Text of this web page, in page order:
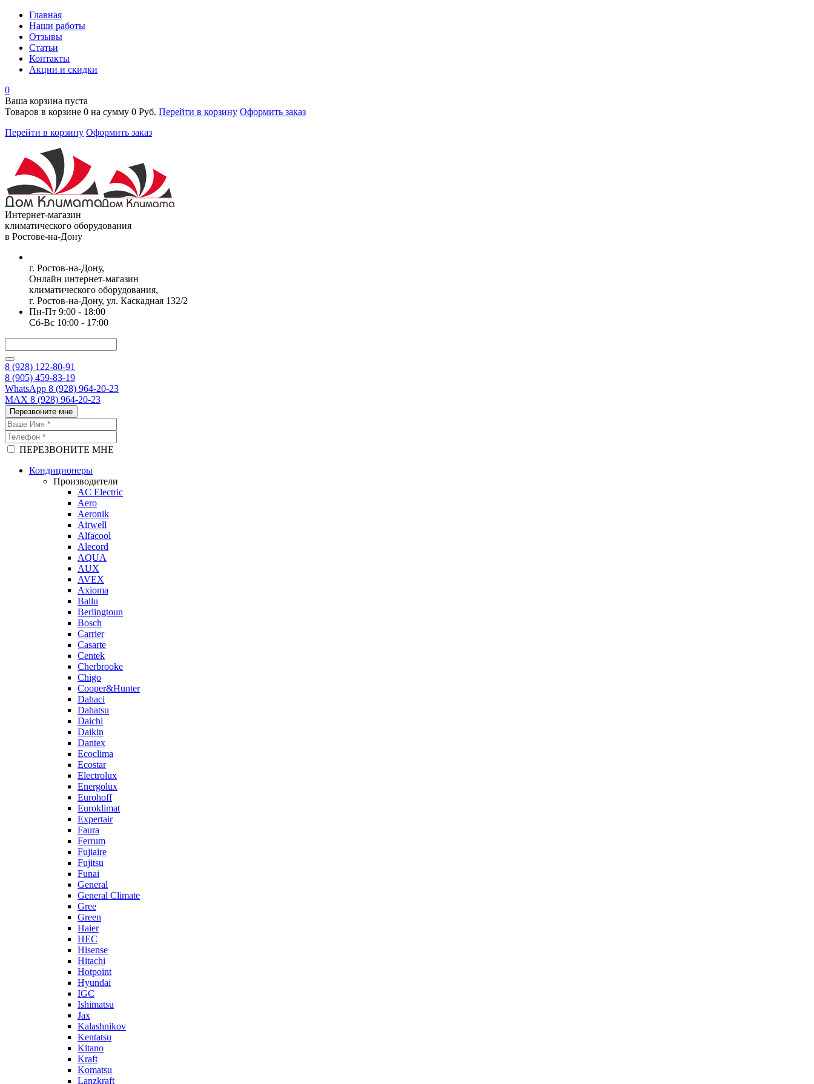
Главная
Наши работы
Отзывы
Статьи
Контакты
Акции и скидки
0
Ваша корзина пуста
Товаров в корзине 0 на сумму 0 Руб. Перейти в корзину Оформить заказ
Перейти в корзину Оформить заказ
Интернет-магазин
климатического оборудования
в Ростове-на-Дону
г. Ростов-на-Дону,
Онлайн интернет-магазин
климатического оборудования,
г. Ростов-на-Дону, ул. Каскадная 132/2
Пн-Пт 9:00 - 18:00
Сб-Вс 10:00 - 17:00
8 (928) 122-80-91
8 (905) 459-83-19
WhatsApp 8 (928) 964-20-23
MAX 8 (928) 964-20-23
Перезвоните мне
ПЕРЕЗВОНИТЕ МНЕ
Кондиционеры
Производители
AC Electric
Aero
Aeronik
Airwell
Alfacool
Alecord
AQUA
AUX
AVEX
Axioma
Ballu
Berlingtoun
Bosch
Carrier
Casarte
Centek
Cherbrooke
Chigo
Cooper&Hunter
Dahaci
Dahatsu
Daichi
Daikin
Dantex
Ecoclima
Ecostar
Electrolux
Energolux
Eurohoff
Euroklimat
Expertair
Faura
Ferrum
Fujiaire
Fujitsu
Funai
General
General Climate
Gree
Green
Haier
HEC
Hisense
Hitachi
Hotpoint
Hyundai
IGC
Ishimatsu
Jax
Kalashnikov
Kentatsu
Kitano
Kraft
Komatsu
Lanzkraft